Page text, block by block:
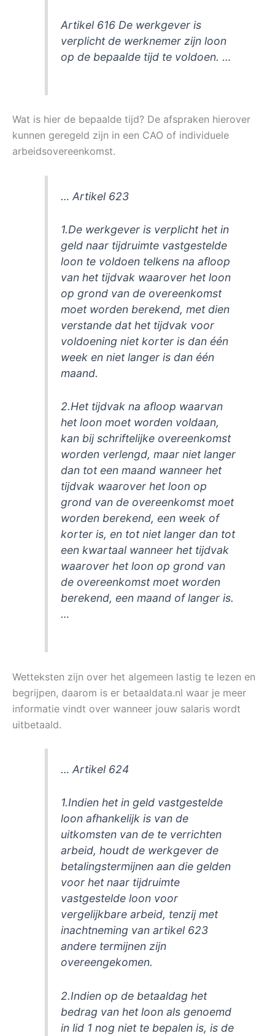
Artikel 616 De werkgever is
verplicht de werknemer zijn loon
op de bepaalde tijd te voldoen. …
Wat is hier de bepaalde tijd? De afspraken hierover
kunnen geregeld zijn in een CAO of individuele
arbeidsovereenkomst.
… Artikel 623
1.De werkgever is verplicht het in
geld naar tijdruimte vastgestelde
loon te voldoen telkens na afloop
van het tijdvak waarover het loon
op grond van de overeenkomst
moet worden berekend, met dien
verstande dat het tijdvak voor
voldoening niet korter is dan één
week en niet langer is dan één
maand.
2.Het tijdvak na afloop waarvan
het loon moet worden voldaan,
kan bij schriftelijke overeenkomst
worden verlengd, maar niet langer
dan tot een maand wanneer het
tijdvak waarover het loon op
grond van de overeenkomst moet
worden berekend, een week of
korter is, en tot niet langer dan tot
een kwartaal wanneer het tijdvak
waarover het loon op grond van
de overeenkomst moet worden
berekend, een maand of langer is.
…
Wetteksten zijn over het algemeen lastig te lezen en
begrijpen, daarom is er betaaldata.nl waar je meer
informatie vindt over wanneer jouw salaris wordt
uitbetaald.
… Artikel 624
1.Indien het in geld vastgestelde
loon afhankelijk is van de
uitkomsten van de te verrichten
arbeid, houdt de werkgever de
betalingstermijnen aan die gelden
voor het naar tijdruimte
vastgestelde loon voor
vergelijkbare arbeid, tenzij met
inachtneming van artikel 623
andere termijnen zijn
overeengekomen.
2.Indien op de betaaldag het
bedrag van het loon als genoemd
in lid 1 nog niet te bepalen is, is de